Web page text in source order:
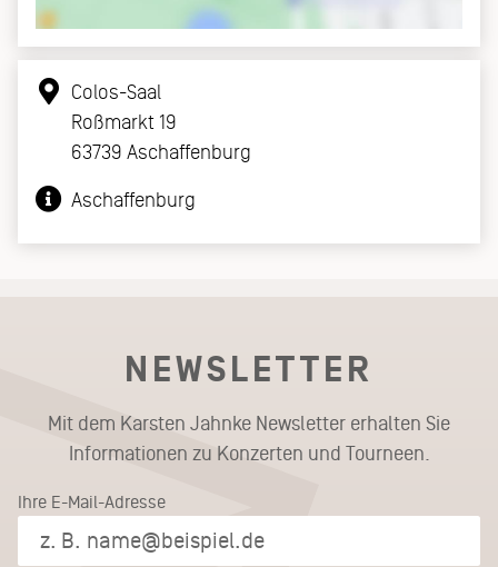
Colos-Saal
Roßmarkt 19
63739 Aschaffenburg
Aschaffenburg
NEWSLETTER
Mit dem Karsten Jahnke Newsletter erhalten Sie
Informationen zu Konzerten und Tourneen.
Ihre E-Mail-Adresse